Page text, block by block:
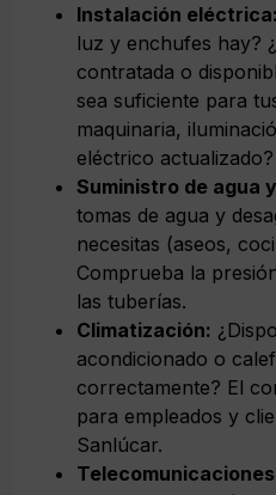
Instalación eléctrica:
luz y enchufes hay?
contratada o
sea suficiente para
maquinaria,
eléctrico actualizado?
Suministro de agua
tomas de agua y
necesitas (aseos,
Comprueba la
las tuberías.
Climatización:
acondicionado o
correctamente? El
para empleados y
Sanlúcar.